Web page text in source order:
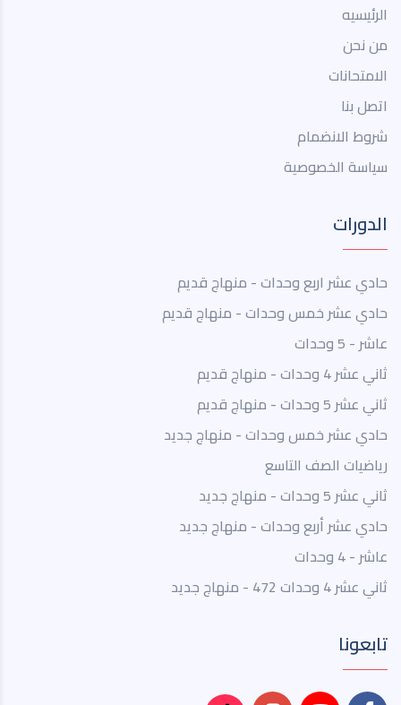
الرئيسيه
من نحن
الامتحانات
اتصل بنا
شروط الانضمام
سياسة الخصوصية
الدورات
حادي عشر اربع وحدات - منهاج قديم
حادي عشر خمس وحدات - منهاج قديم
عاشر - 5 وحدات
ثاني عشر 4 وحدات - منهاج قديم
ثاني عشر 5 وحدات - منهاج قديم
حادي عشر خمس وحدات - منهاج جديد
رياضيات الصف التاسع
ثاني عشر 5 وحدات - منهاج جديد
حادي عشر أربع وحدات - منهاج جديد
عاشر - 4 وحدات
ثاني عشر 4 وحدات 472 - منهاج جديد
تابعونا